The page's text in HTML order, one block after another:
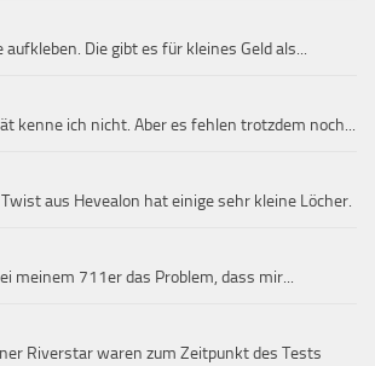
aufkleben. Die gibt es für kleines Geld als...
kenne ich nicht. Aber es fehlen trotzdem noch...
aus Hevealon hat einige sehr kleine Löcher.
meinem 711er das Problem, dass mir...
Riverstar waren zum Zeitpunkt des Tests